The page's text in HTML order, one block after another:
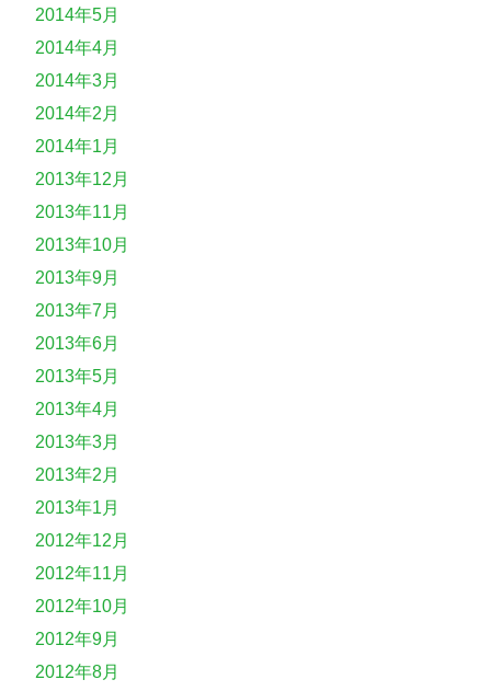
2014年5月
2014年4月
2014年3月
2014年2月
2014年1月
2013年12月
2013年11月
2013年10月
2013年9月
2013年7月
2013年6月
2013年5月
2013年4月
2013年3月
2013年2月
2013年1月
2012年12月
2012年11月
2012年10月
2012年9月
2012年8月